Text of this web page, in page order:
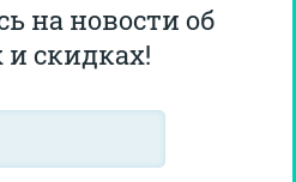
на новости об
скидках!